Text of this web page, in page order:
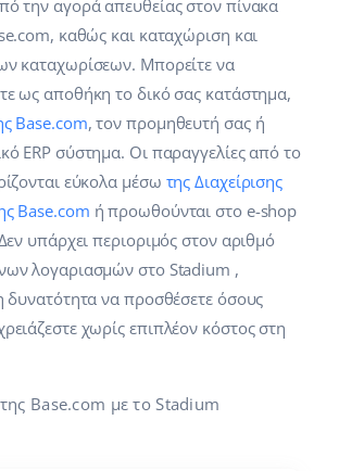
την αγορά απευθείας στον πίνακα
καθώς και καταχώριση και
καταχωρίσεων. Μπορείτε να
ως αποθήκη το δικό σας κατάστημα,
Base.com, τον προμηθευτή σας ή
ERP σύστημα. Οι παραγγελίες από το
εύκολα μέσω της Διαχείρισης
Base.com ή προωθούνται στο e-shop
υπάρχει περιοριμός στον αριθμό
λογαριασμών στο Stadium ,
δυνατότητα να προσθέσετε όσους
χωρίς επιπλέον κόστος στη
Base.com με το Stadium